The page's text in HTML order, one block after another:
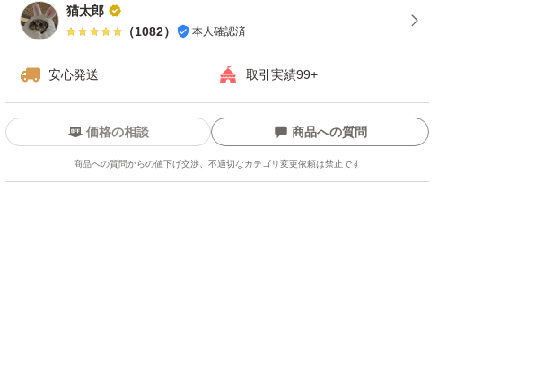
＊簡易包装で発送(液漏れ防止の為、開封口にテープを貼らせてい
上記ご了承いただける方のみお願いします。
猫太郎
（1082） 本人確認済
安心発送 取引実績99+
価格の相談 商品への質問
商品への質問からの値下げ交渉、不適切なカテゴリ変更依頼は禁止です